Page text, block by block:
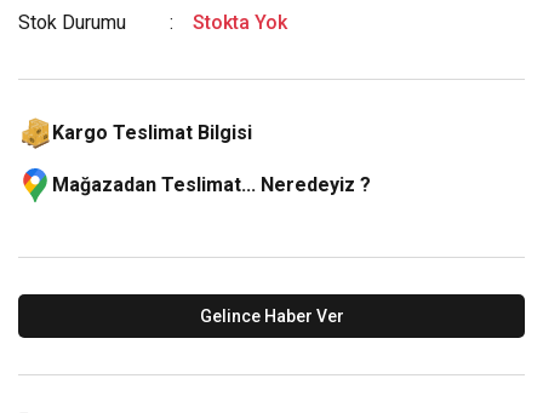
Stok Durumu
Stokta Yok
Kargo Teslimat Bilgisi
Mağazadan Teslimat... Neredeyiz ?
Gelince Haber Ver